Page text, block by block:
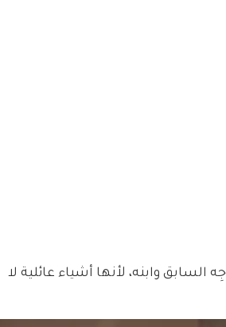
وابنه، لأنها أشياء عائلية لا